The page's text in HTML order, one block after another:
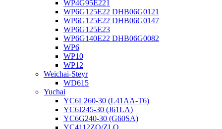
WP4G95E221
WP6G125E22 DHB06G0121
WP6G125E22 DHB06G0147
WP6G125E23
WP6G140E22 DHB06G0082
WP6
WP10
WP12
Weichai-Steyr
WD615
Yuchai
YC6L260-30 (L41AA-T6)
YC6J245-30 (J61LA)
YC6G240-30 (G60SA)
YC4112ZQ/ZLQ